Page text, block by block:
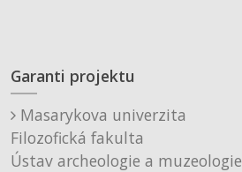
Garanti projektu
Masarykova univerzita
Filozofická fakulta
Ústav archeologie a muzeologie